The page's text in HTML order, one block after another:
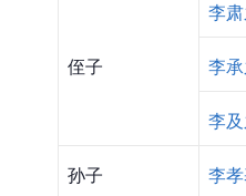
侄子
李
李
李
孙子 李